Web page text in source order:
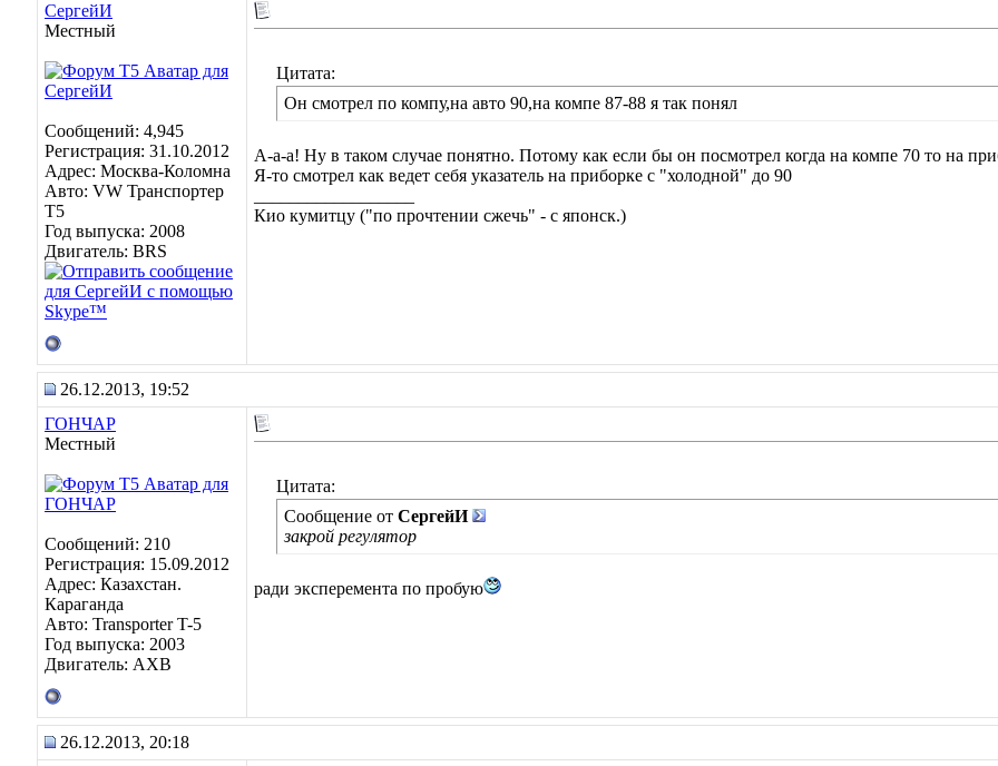
СергейИ
Местный
Сообщений: 4,945
Регистрация: 31.10.2012
Адрес: Москва-Коломна
Авто: VW Транспортер
Т5
Год выпуска: 2008
Двигатель: BRS
Цитата:
Он смотрел по компу,на авто 90,на компе 87-88 я так понял
А-а-а! Ну в таком случае понятно. Потому как если бы он посмотрел когда на компе 70 то на
Я-то смотрел как ведет себя указатель на приборке с "холодной" до 90
Кио кумитцу ("по прочтении сжечь" - с японск.)
26.12.2013, 19:52
ГОНЧАР
Местный
Сообщений: 210
Регистрация: 15.09.2012
Адрес: Казахстан.
Караганда
Авто: Transporter T-5
Год выпуска: 2003
Двигатель: AXB
Цитата:
Сообщение от СергейИ
закрой регулятор
ради эксперемента по пробую
26.12.2013, 20:18